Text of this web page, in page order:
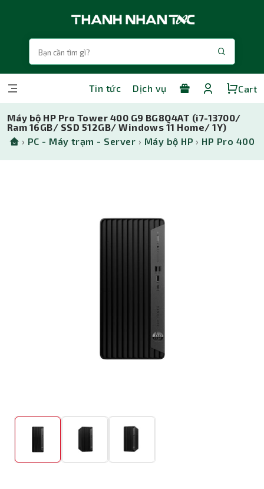
Tin tức Dịch vụ Cart
Máy bộ HP Pro Tower 400 G9 BG8Q4AT (i7-13700/
Ram 16GB/ SSD 512GB/ Windows 11 Home/ 1Y)
› PC - Máy trạm - Server › Máy bộ HP › HP Pro 400